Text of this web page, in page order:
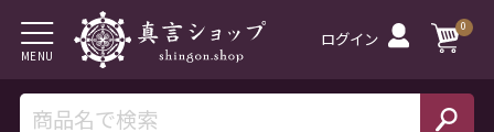
MENU
ログイン
0